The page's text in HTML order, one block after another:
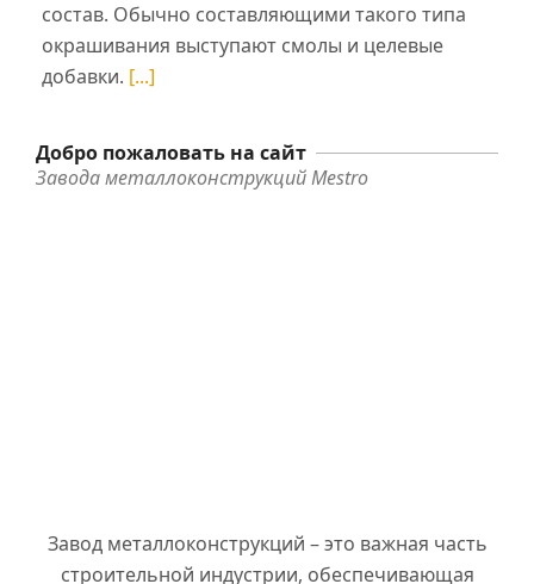
состав. Обычно составляющими такого типа
окрашивания выступают смолы и целевые
добавки. [...]
Добро пожаловать на сайт
Завода металлоконструкций Mestro
Завод металлоконструкций – это важная часть
строительной индустрии, обеспечивающая